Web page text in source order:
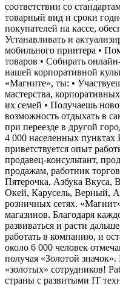
соответствии со
товарный вид и сроки
покупателей на кассе,
Устанавливать и
мобильного принтера •
товаров • Собирать
нашей корпоративной
«Магните», ты: •
мастерства,
их семей • Получаешь
возможность отдыхать в
при переезде в другой
4 000 населенных пунктах
приветствуется опыт
продавец-консультант,
продажам, работник
Пятерочка, Азбука Вкуса,
Окей, Карусель, Верный,
розничных сетях.
магазинов. Благодаря
развиваться и расти
работать в компанию, и
около 6 000 человек
получая «Золотой
«золотых» сотрудников!
страны с развитыми IT